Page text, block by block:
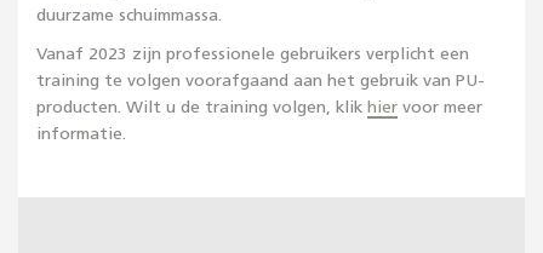
duurzame schuimmassa.
Vanaf 2023 zijn professionele gebruikers verplicht een
training te volgen voorafgaand aan het gebruik van PU-
producten. Wilt u de training volgen, klik hier voor meer
informatie.